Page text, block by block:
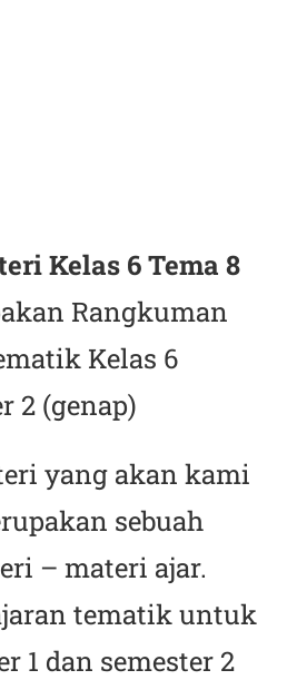
Kelas 6 Tema 8
Rangkuman
Kelas 6
2 (genap)
yang akan kami
sebuah
– materi ajar.
tematik untuk
1 dan semester 2